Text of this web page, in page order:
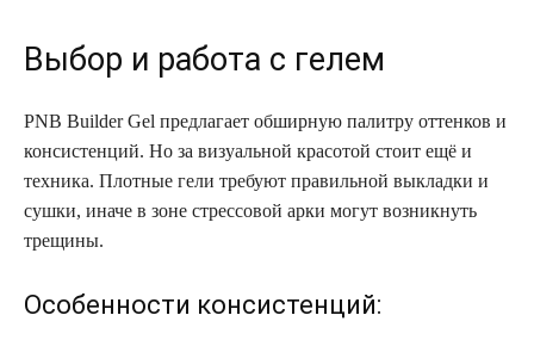
Выбор и работа с гелем
PNB Builder Gel предлагает обширную палитру оттенков и
консистенций. Но за визуальной красотой стоит ещё и
техника. Плотные гели требуют правильной выкладки и
сушки, иначе в зоне стрессовой арки могут возникнуть
трещины.
Особенности консистенций: